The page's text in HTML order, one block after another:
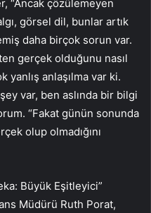
“Ancak çözülemeyen
görsel dil, bunlar artık
daha birçok sorun var.
gerçek olduğunu nasıl
yanlış anlaşılma var ki.
var, ben aslında bir bilgi
“Fakat günün sonunda
olup olmadığını
Büyük Eşitleyici”
Müdürü Ruth Porat,